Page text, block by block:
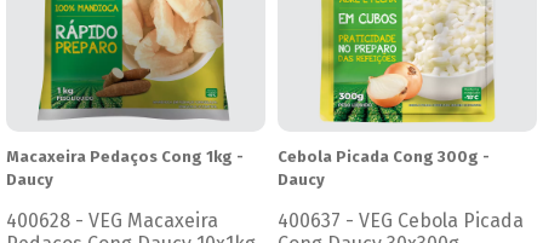
Macaxeira Pedaços Cong 1kg -
Daucy
400628 - VEG Macaxeira
Cebola Picada Cong 300g -
Daucy
400637 - VEG Cebola Picada